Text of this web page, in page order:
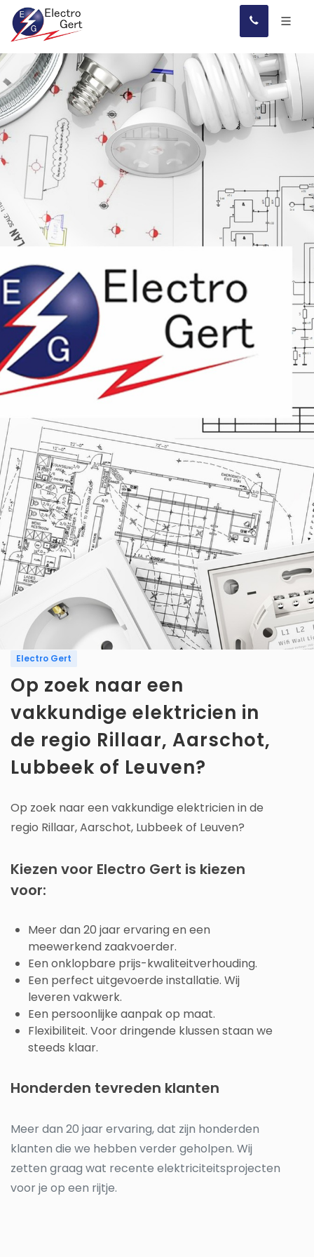
Electro Gert
Op zoek naar een
vakkundige elektricien in
de regio Rillaar, Aarschot,
Lubbeek of Leuven?
Op zoek naar een vakkundige elektricien in de
regio Rillaar, Aarschot, Lubbeek of Leuven?
Kiezen voor Electro Gert is kiezen
voor:
Meer dan 20 jaar ervaring en een
meewerkend zaakvoerder.
Een onklopbare prijs-kwaliteitverhouding.
Een perfect uitgevoerde installatie. Wij
leveren vakwerk.
Een persoonlijke aanpak op maat.
Flexibiliteit. Voor dringende klussen staan we
steeds klaar.
Honderden tevreden klanten
Meer dan 20 jaar ervaring, dat zijn honderden
klanten die we hebben verder geholpen. Wij
zetten graag wat recente elektriciteitsprojecten
voor je op een rijtje.